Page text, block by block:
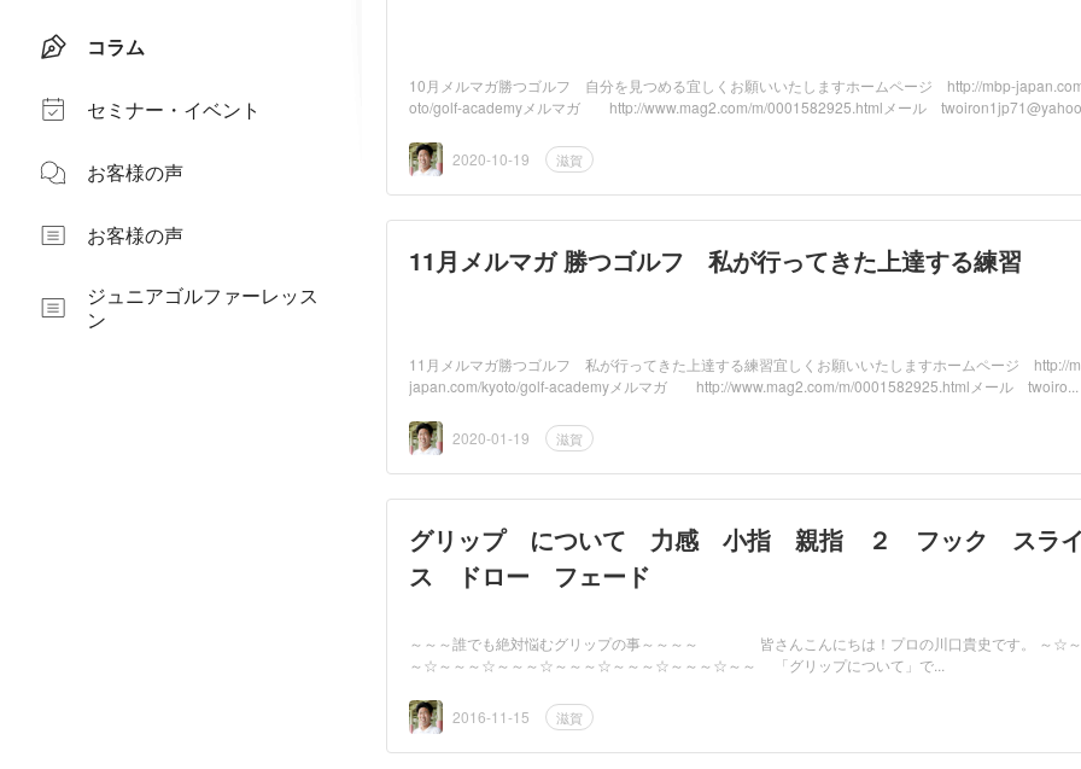
コラム
セミナー・イベント
お客様の声
お客様の声
ジュニアゴルファーレッス
ン
10月メルマガ勝つゴルフ 自分を見つめる宜しくお願いいたしますホームページ http://mbp-
oto/golf-academyメルマガ http://www.mag2.com/m/0001582925.htmlメール
2020-10-19 滋賀
11月メルマガ 勝つゴルフ 私が行ってきた上達する練習
11月メルマガ勝つゴルフ 私が行ってきた上達する練習宜しくお願いいたしますホームページ http://
japan.com/kyoto/golf-academyメルマガ http://www.mag2.com/m/0001582925.htmlメール twoiro...
2020-01-19 滋賀
グリップ について 力感 小指 親指 ２ フック スラ
ス ドロー フェード
～～～誰でも絶対悩むグリップの事～～～～ 皆さんこんにちは！プロの川口貴史です。 ～☆～～
～☆～～～☆～～～☆～～～☆～～～☆～～～☆～～ 「グリップについて」で...
2016-11-15 滋賀